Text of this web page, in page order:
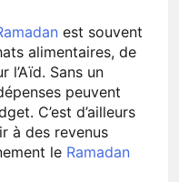
est souvent
alimentaires, de
l’Aïd. Sans un
peuvent
C’est d’ailleurs
à des revenus
le Ramadan